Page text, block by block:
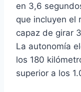
en 3,6
que incluyen el
capaz de girar
La autonomía
los 180
superior a los